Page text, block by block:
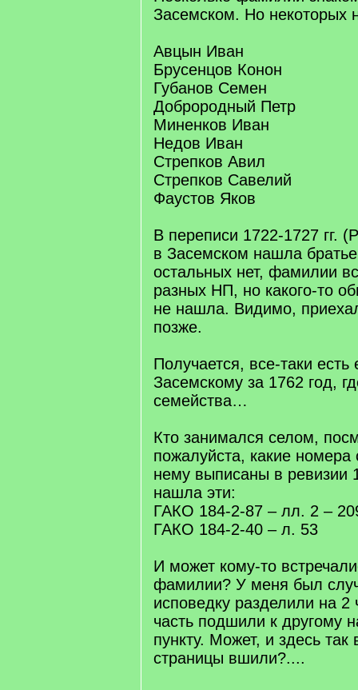
Засемском. Но некоторых
Авцын Иван
Брусенцов Конон
Губанов Семен
Доброродный Петр
Миненков Иван
Недов Иван
Стрепков Авил
Стрепков Савелий
Фаустов Яков
В переписи 1722-1727 гг.
в Засемском нашла
остальных нет, фамилии
разных НП, но какого-то
не нашла. Видимо,
позже.
Получается, все-таки
Засемскому за 1762 год,
семейства…
Кто занимался селом,
пожалуйста, какие номера
нему выписаны в ревизии
нашла эти:
ГАКО 184-2-87 – лл. 2 –
ГАКО 184-2-40 – л. 53
И может кому-то
фамилии? У меня был
исповедку разделили на 2
часть подшили к другому
пункту. Может, и здесь
страницы вшили?....